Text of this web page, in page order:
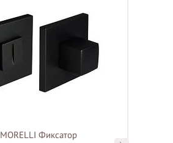
MORELLI Фиксатор